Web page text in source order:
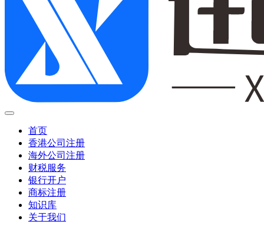
首页
香港公司注册
海外公司注册
财税服务
银行开户
商标注册
知识库
关于我们